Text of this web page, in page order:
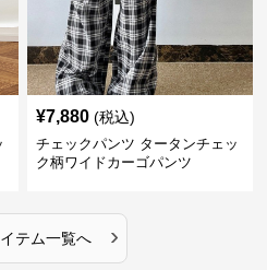
¥7,880 (税込)
チェックパンツ タータンチェッ
ク柄ワイドカーゴパンツ
テム一覧へ ›